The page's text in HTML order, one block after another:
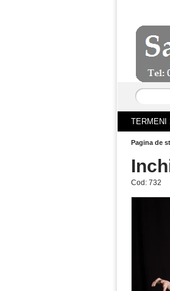
TERMENI
Pagina de
Cod: 732